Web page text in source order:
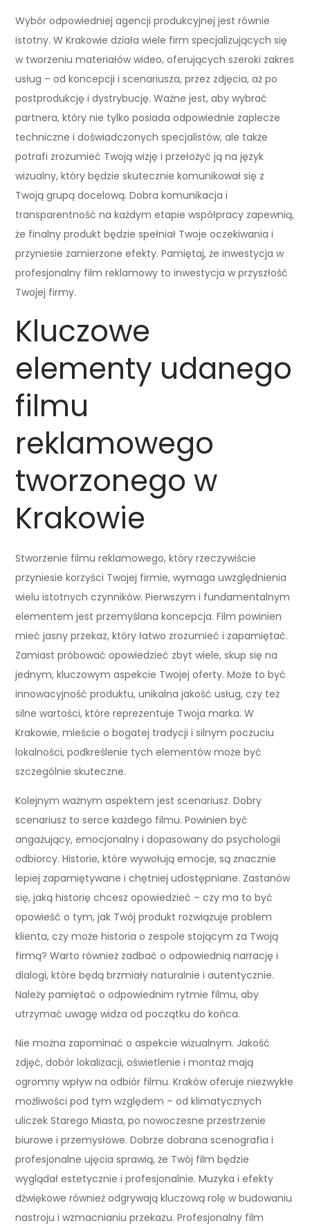
Wybór odpowiedniej agencji produkcyjnej jest równie
istotny. W Krakowie działa wiele firm specjalizujących się
w tworzeniu materiałów wideo, oferujących szeroki zakres
usług – od koncepcji i scenariusza, przez zdjęcia, aż po
postprodukcję i dystrybucję. Ważne jest, aby wybrać
partnera, który nie tylko posiada odpowiednie zaplecze
techniczne i doświadczonych specjalistów, ale także
potrafi zrozumieć Twoją wizję i przełożyć ją na język
wizualny, który będzie skutecznie komunikował się z
Twoją grupą docelową. Dobra komunikacja i
transparentność na każdym etapie współpracy zapewnią,
że finalny produkt będzie spełniał Twoje oczekiwania i
przyniesie zamierzone efekty. Pamiętaj, że inwestycja w
profesjonalny film reklamowy to inwestycja w przyszłość
Twojej firmy.
Kluczowe
elementy udanego
filmu
reklamowego
tworzonego w
Krakowie
Stworzenie filmu reklamowego, który rzeczywiście
przyniesie korzyści Twojej firmie, wymaga uwzględnienia
wielu istotnych czynników. Pierwszym i fundamentalnym
elementem jest przemyślana koncepcja. Film powinien
mieć jasny przekaz, który łatwo zrozumieć i zapamiętać.
Zamiast próbować opowiedzieć zbyt wiele, skup się na
jednym, kluczowym aspekcie Twojej oferty. Może to być
innowacyjność produktu, unikalna jakość usług, czy też
silne wartości, które reprezentuje Twoja marka. W
Krakowie, mieście o bogatej tradycji i silnym poczuciu
lokalności, podkreślenie tych elementów może być
szczególnie skuteczne.
Kolejnym ważnym aspektem jest scenariusz. Dobry
scenariusz to serce każdego filmu. Powinien być
angażujący, emocjonalny i dopasowany do psychologii
odbiorcy. Historie, które wywołują emocje, są znacznie
lepiej zapamiętywane i chętniej udostępniane. Zastanów
się, jaką historię chcesz opowiedzieć – czy ma to być
opowieść o tym, jak Twój produkt rozwiązuje problem
klienta, czy może historia o zespole stojącym za Twoją
firmą? Warto również zadbać o odpowiednią narrację i
dialogi, które będą brzmiały naturalnie i autentycznie.
Należy pamiętać o odpowiednim rytmie filmu, aby
utrzymać uwagę widza od początku do końca.
Nie można zapominać o aspekcie wizualnym. Jakość
zdjęć, dobór lokalizacji, oświetlenie i montaż mają
ogromny wpływ na odbiór filmu. Kraków oferuje niezwykłe
możliwości pod tym względem – od klimatycznych
uliczek Starego Miasta, po nowoczesne przestrzenie
biurowe i przemysłowe. Dobrze dobrana scenografia i
profesjonalne ujęcia sprawią, że Twój film będzie
wyglądał estetycznie i profesjonalnie. Muzyka i efekty
dźwiękowe również odgrywają kluczową rolę w budowaniu
nastroju i wzmacnianiu przekazu. Profesjonalny film